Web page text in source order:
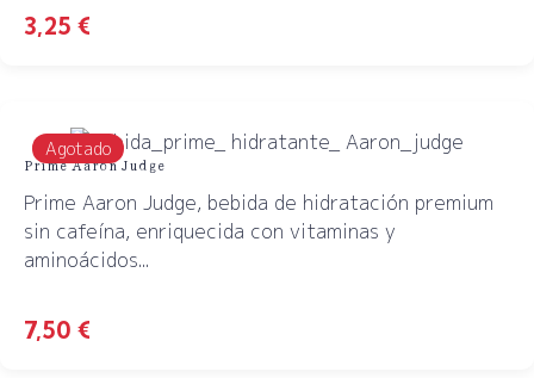
3,25 €
Agotado
Prime Aaron Judge
Prime Aaron Judge, bebida de hidratación premium
sin cafeína, enriquecida con vitaminas y
aminoácidos...
7,50 €